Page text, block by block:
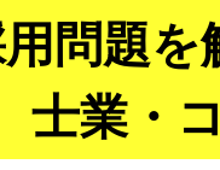
問題
士業・